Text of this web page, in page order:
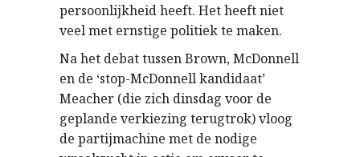
persoonlijkheid heeft. Het heeft niet
veel met ernstige politiek te maken.
Na het debat tussen Brown, McDonnell
en de ‘stop-McDonnell kandidaat’
Meacher (die zich dinsdag voor de
geplande verkiezing terugtrok) vloog
de partijmachine met de nodige